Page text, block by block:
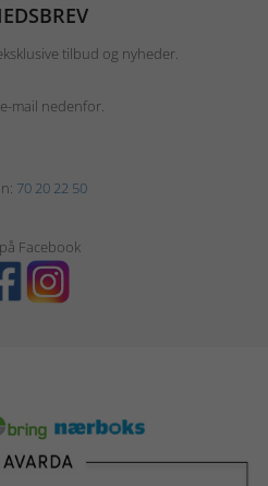
tilbud og nyheder.
mail nedenfor.
70 20 22 50
Facebook